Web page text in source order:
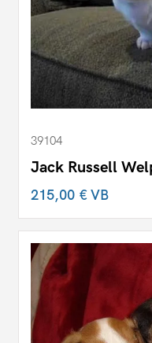
39104
Jack Russell
215,00 €VB